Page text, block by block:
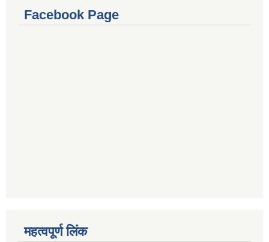
Facebook Page
महत्वपूर्ण लिंक